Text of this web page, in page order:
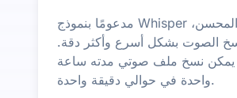
مدعومًا بنموذج Whisper الكبير المحسن،
الصوت بشكل أسرع وأكثر دقة.
يمكن نسخ ملف صوتي مدته ساعة
واحدة في حوالي دقيقة واحدة.